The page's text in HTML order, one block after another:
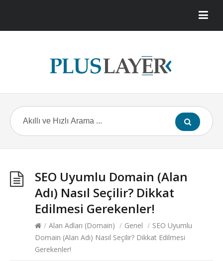
SEO Uyumlu Domain (Alan
Adı) Nasıl Seçilir? Dikkat
Edilmesi Gerekenler!
/ Alan Adları (Domain) / Genel / SEO Uyumlu
Domain (Alan Adı) Nasıl Seçilir? Dikkat Edilmesi
Gerekenler!